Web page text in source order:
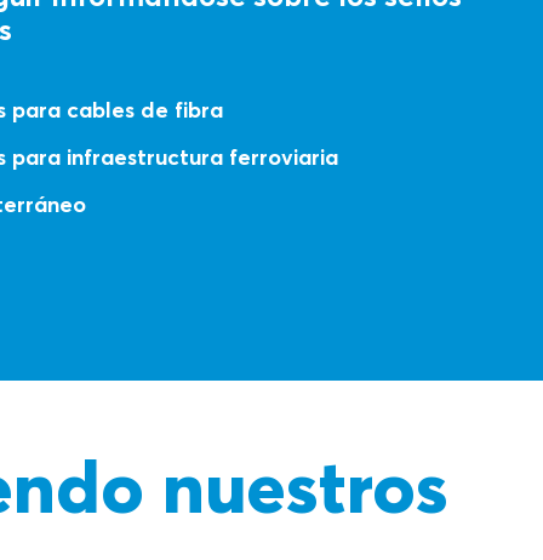
para cables de fibra
para infraestructura ferroviaria
nuestros